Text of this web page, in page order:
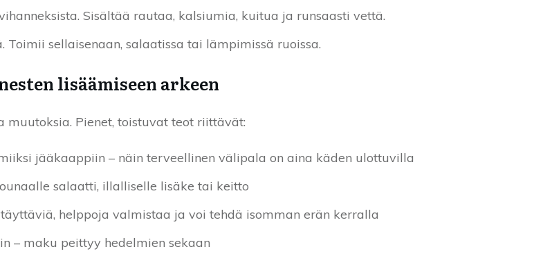
Sisältää rautaa, kalsiumia, kuitua ja runsaasti vettä.
Toimii sellaisenaan, salaatissa tai lämpimissä ruoissa.
lisäämiseen arkeen
Pienet, toistuvat teot riittävät:
jääkaappiin – näin terveellinen välipala on aina käden ulottuvilla
salaatti, illalliselle lisäke tai keitto
helppoja valmistaa ja voi tehdä isomman erän kerralla
– maku peittyy hedelmien sekaan